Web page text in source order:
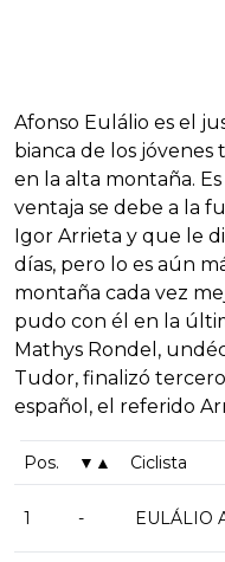
Afonso Eulálio es el
bianca de los
en la alta montaña.
ventaja se debe a la
Igor Arrieta y que le
días, pero lo es aún
montaña cada vez
pudo con él en la
Mathys Rondel,
Tudor, finalizó
español, el referido
Pos. ▼▲ Ciclista
1 - EULÁLIO